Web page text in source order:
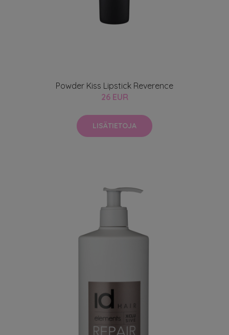
Powder Kiss Lipstick Reverence
26 EUR
LISÄTIETOJA